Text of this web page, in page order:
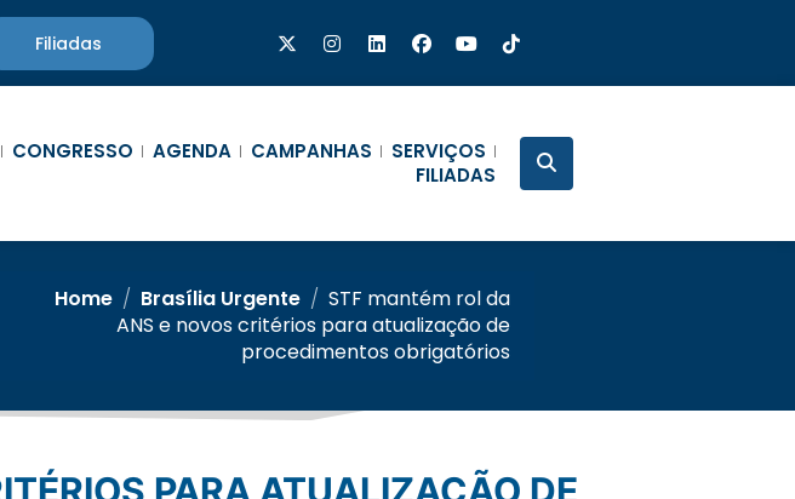
Filiadas
CONGRESSO AGENDA CAMPANHAS
SERVIÇOS
FILIADAS
Home / Brasília Urgente / STF mantém rol da
ANS e novos critérios para atualização de
procedimentos obrigatórios